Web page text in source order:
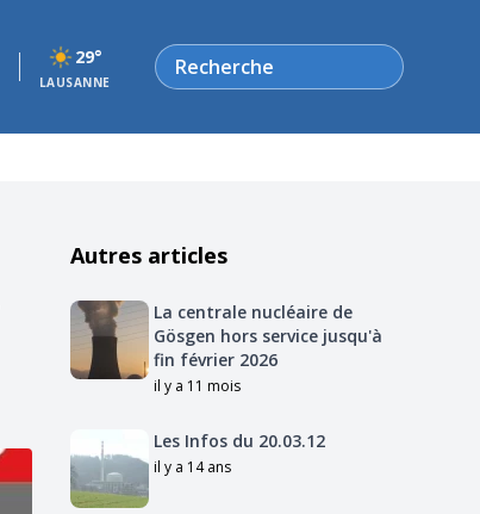
29°
LAUSANNE
Rechercher
Autres articles
La centrale nucléaire de
Gösgen hors service jusqu'à
fin février 2026
il y a 11 mois
Les Infos du 20.03.12
il y a 14 ans